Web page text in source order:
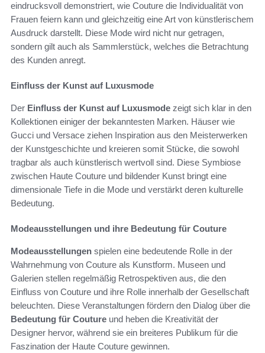
eindrucksvoll demonstriert, wie Couture die Individualität von
Frauen feiern kann und gleichzeitig eine Art von künstlerischem
Ausdruck darstellt. Diese Mode wird nicht nur getragen,
sondern gilt auch als Sammlerstück, welches die Betrachtung
des Kunden anregt.
Einfluss der Kunst auf Luxusmode
Der Einfluss der Kunst auf Luxusmode zeigt sich klar in den
Kollektionen einiger der bekanntesten Marken. Häuser wie
Gucci und Versace ziehen Inspiration aus den Meisterwerken
der Kunstgeschichte und kreieren somit Stücke, die sowohl
tragbar als auch künstlerisch wertvoll sind. Diese Symbiose
zwischen Haute Couture und bildender Kunst bringt eine
dimensionale Tiefe in die Mode und verstärkt deren kulturelle
Bedeutung.
Modeausstellungen und ihre Bedeutung für Couture
Modeausstellungen spielen eine bedeutende Rolle in der
Wahrnehmung von Couture als Kunstform. Museen und
Galerien stellen regelmäßig Retrospektiven aus, die den
Einfluss von Couture und ihre Rolle innerhalb der Gesellschaft
beleuchten. Diese Veranstaltungen fördern den Dialog über die
Bedeutung für Couture und heben die Kreativität der
Designer hervor, während sie ein breiteres Publikum für die
Faszination der Haute Couture gewinnen.